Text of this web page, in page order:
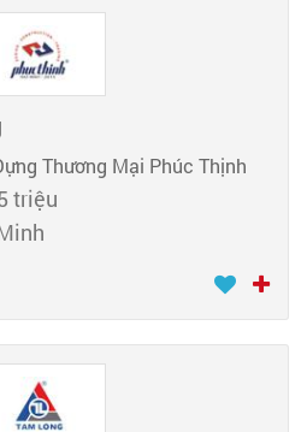
Thương Mại Phúc Thịnh
triệu